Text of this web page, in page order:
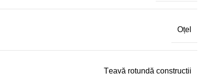
Oțel
Țeavă rotundă construcții